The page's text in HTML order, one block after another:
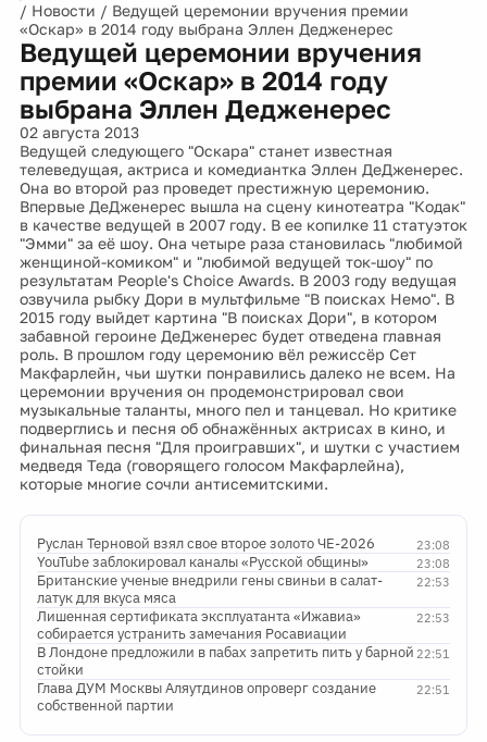
/ Новости / Ведущей церемонии вручения премии
«Оскар» в 2014 году выбрана Эллен Дедженерес
Ведущей церемонии вручения
премии «Оскар» в 2014 году
выбрана Эллен Дедженерес
02 августа 2013
Ведущей следующего "Оскара" станет известная
телеведущая, актриса и комедиантка Эллен ДеДженерес.
Она во второй раз проведет престижную церемонию.
Впервые ДеДженерес вышла на сцену кинотеатра "Кодак"
в качестве ведущей в 2007 году. В ее копилке 11 статуэток
"Эмми" за её шоу. Она четыре раза становилась "любимой
женщиной-комиком" и "любимой ведущей ток-шоу" по
результатам People's Choice Awards. В 2003 году ведущая
озвучила рыбку Дори в мультфильме "В поисках Немо". В
2015 году выйдет картина "В поисках Дори", в котором
забавной героине ДеДженерес будет отведена главная
роль. В прошлом году церемонию вёл режиссёр Сет
Макфарлейн, чьи шутки понравились далеко не всем. На
церемонии вручения он продемонстрировал свои
музыкальные таланты, много пел и танцевал. Но критике
подверглись и песня об обнажённых актрисах в кино, и
финальная песня "Для проигравших", и шутки с участием
медведя Теда (говорящего голосом Макфарлейна),
которые многие сочли антисемитскими.
23:08
Руслан Терновой взял свое второе золото ЧЕ-2026
23:08
YouTube заблокировал каналы «Русской общины»
22:53
Британские ученые внедрили гены свиньи в салат-
латук для вкуса мяса
22:53
Лишенная сертификата эксплуатанта «Ижавиа»
собирается устранить замечания Росавиации
22:51
В Лондоне предложили в пабах запретить пить у барной
стойки
22:51
Глава ДУМ Москвы Аляутдинов опроверг создание
собственной партии